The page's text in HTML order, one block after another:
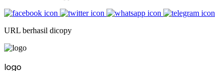
URL berhasil dicopy
logo